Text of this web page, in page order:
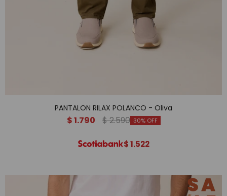
PANTALON RILAX POLANCO - Oliva
$1.790 $2.590 30
$1.522